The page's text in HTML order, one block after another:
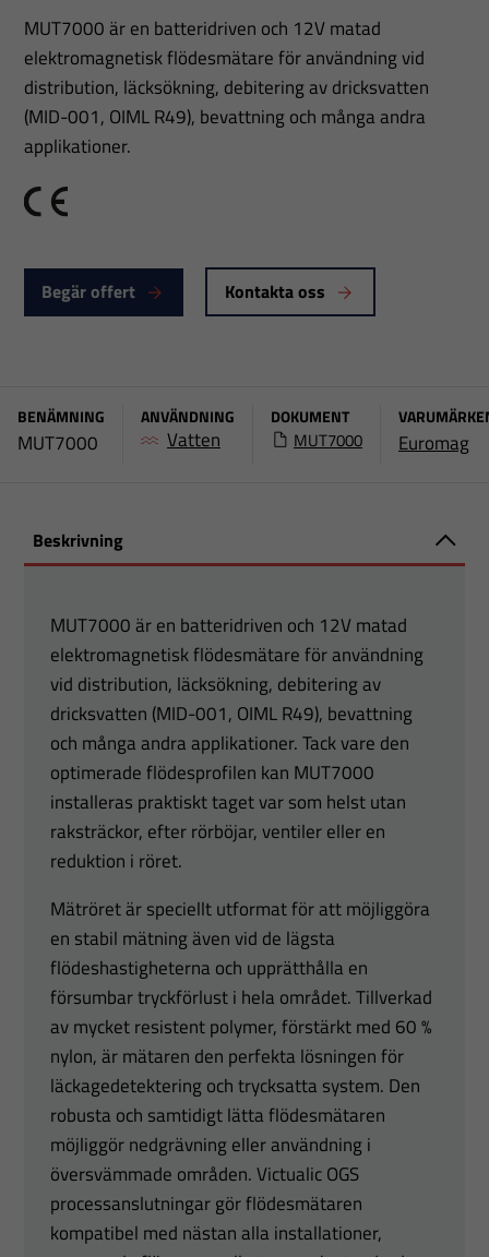
MUT7000 är en batteridriven och 12V matad
elektromagnetisk flödesmätare för användning vid
distribution, läcksökning, debitering av dricksvatten
(MID-001, OIML R49), bevattning och många andra
applikationer.
CE
Begär offert Kontakta oss
BENÄMNING
MUT7000
ANVÄNDNING
Vatten
DOKUMENT
MUT7000 Euromag
Beskrivning
MUT7000 är en batteridriven och 12V matad
elektromagnetisk flödesmätare för användning
vid distribution, läcksökning, debitering av
dricksvatten (MID-001, OIML R49), bevattning
och många andra applikationer. Tack vare den
optimerade flödesprofilen kan MUT7000
installeras praktiskt taget var som helst utan
raksträckor, efter rörböjar, ventiler eller en
reduktion i röret.
Mätröret är speciellt utformat för att möjliggöra
en stabil mätning även vid de lägsta
flödeshastigheterna och upprätthålla en
försumbar tryckförlust i hela området. Tillverkad
av mycket resistent polymer, förstärkt med 60 %
nylon, är mätaren den perfekta lösningen för
läckagedetektering och trycksatta system. Den
robusta och samtidigt lätta flödesmätaren
möjliggör nedgrävning eller användning i
översvämmade områden. Victualic OGS
processanslutningar gör flödesmätaren
kompatibel med nästan alla installationer,